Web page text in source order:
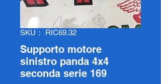
SKU： RIC69.32
Supporto motore
sinistro panda 4x4
seconda serie 169